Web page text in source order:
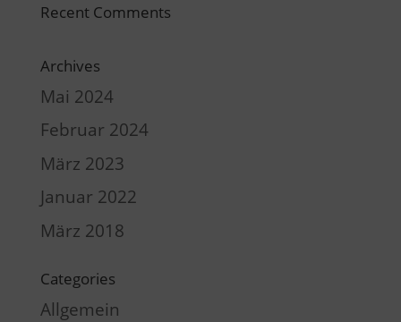
Recent Comments
Archives
Mai 2024
Februar 2024
März 2023
Januar 2022
März 2018
Categories
Allgemein